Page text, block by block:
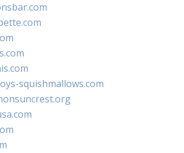
squishmallows.com